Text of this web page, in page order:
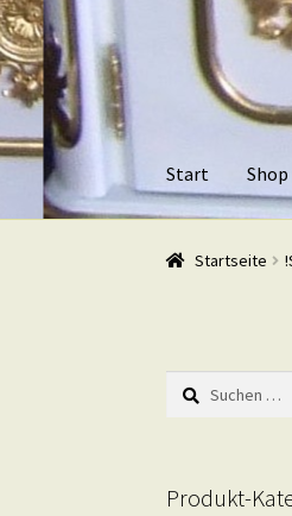
Zur
Navigation
springen
Zum
Inhalt
springen
Start Shop
Start Shop
Startseite
Suchen
nach:
Produkt-